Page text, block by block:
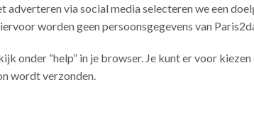
via social media selecteren we een
worden geen persoonsgegevens van
onder “help” in je browser. Je kunt er voor
wordt verzonden.